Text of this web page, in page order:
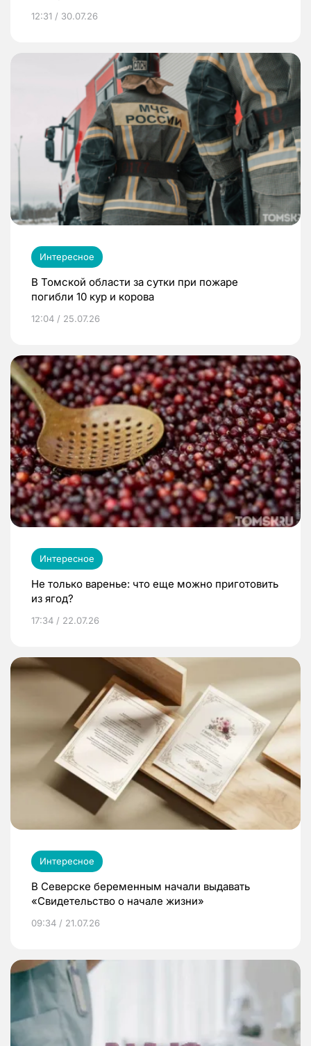
12:31 / 30.07.26
Интересное
В Томской области за сутки при пожаре
погибли 10 кур и корова
12:04 / 25.07.26
Интересное
Не только варенье: что еще можно приготовить
из ягод?
17:34 / 22.07.26
Интересное
В Северске беременным начали выдавать
«Свидетельство о начале жизни»
09:34 / 21.07.26